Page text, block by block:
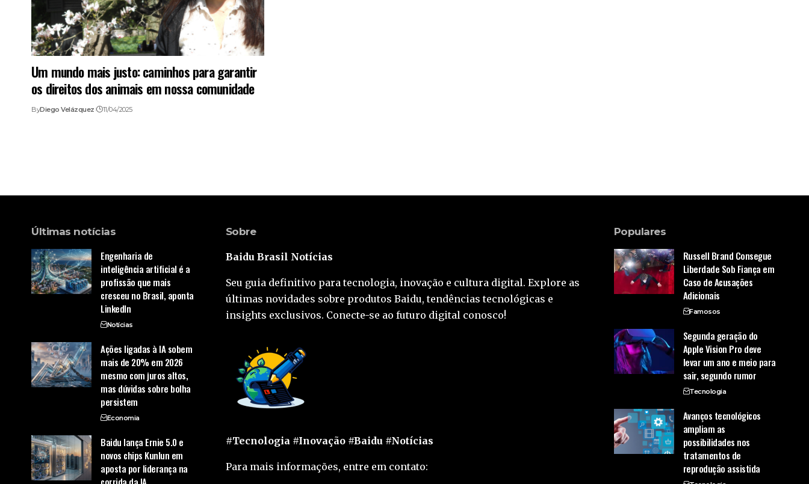
Um mundo mais justo: caminhos para garantir
os direitos dos animais em nossa comunidade
ByDiego Velázquez 11/04/2025
Últimas notícias
Engenharia de
inteligência artificial é a
profissão que mais
cresceu no Brasil, aponta
LinkedIn
Notícias
Ações ligadas à IA sobem
mais de 20% em 2026
mesmo com juros altos,
mas dúvidas sobre bolha
persistem
Economia
Baidu lança Ernie 5.0 e
novos chips Kunlun em
aposta por liderança na
Sobre
Baidu Brasil Notícias
Seu guia definitivo para tecnologia, inovação e cultura digital. Explore as
últimas novidades sobre produtos Baidu, tendências tecnológicas e
insights exclusivos. Conecte-se ao futuro digital conosco!
#Tecnologia #Inovação #Baidu #Notícias
Para mais informações, entre em contato:
Populares
Russell Brand Consegue
Liberdade Sob Fiança em
Caso de Acusações
Adicionais
Famosos
Segunda geração do
Apple Vision Pro deve
levar um ano e meio para
sair, segundo rumor
Tecnologia
Avanços tecnológicos
ampliam as
possibilidades nos
tratamentos de
reprodução assistida